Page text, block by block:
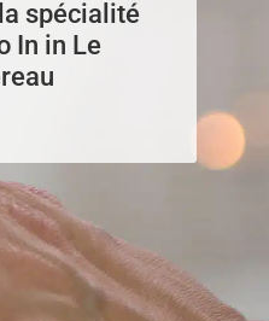
spécialité
In in Le